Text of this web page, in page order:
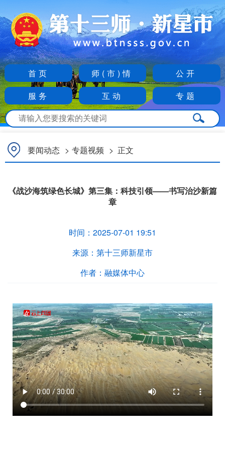
首页 师(市)情
公开
服务
互动 专题
要闻动态 > 专题视频 > 正文
《战沙海筑绿色长城》第三集：科技引领——书写治沙新篇
章
时间： 2025-07-01 19:51
来源： 第十三师新星市
作者： 融媒体中心